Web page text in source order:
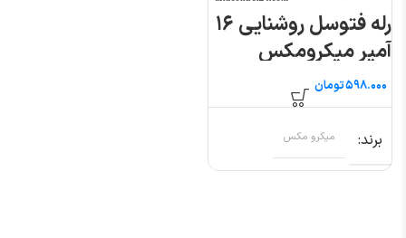
رله فتوسل روشنایی ۱۶
آمپر میکرومکس
تومان
برند میکرو مکس